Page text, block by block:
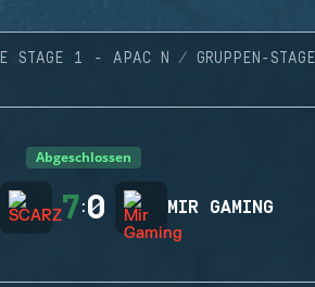
STAGE 1 - APAC N GRUPPEN-STAGE
Abgeschlossen
7:0 MIR GAMING